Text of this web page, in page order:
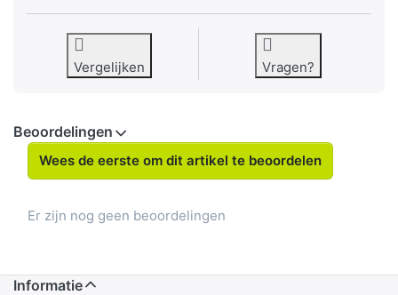
Vergelijken Vragen?
Beoordelingen
Wees de eerste om dit artikel te beoordelen
Er zijn nog geen beoordelingen
Informatie